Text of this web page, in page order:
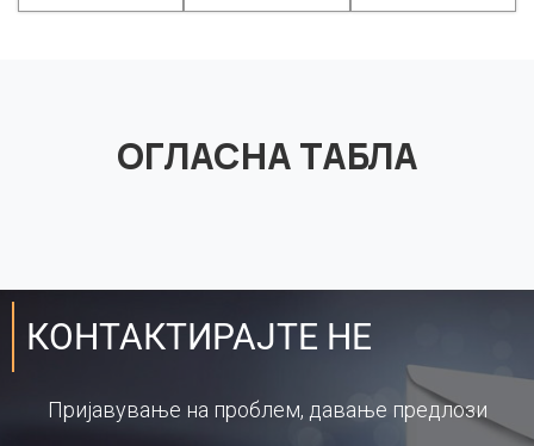
ОГЛАСНА ТАБЛА
КОНТАКТИРАЈТЕ НЕ
Пријавување на проблем, давање предлози